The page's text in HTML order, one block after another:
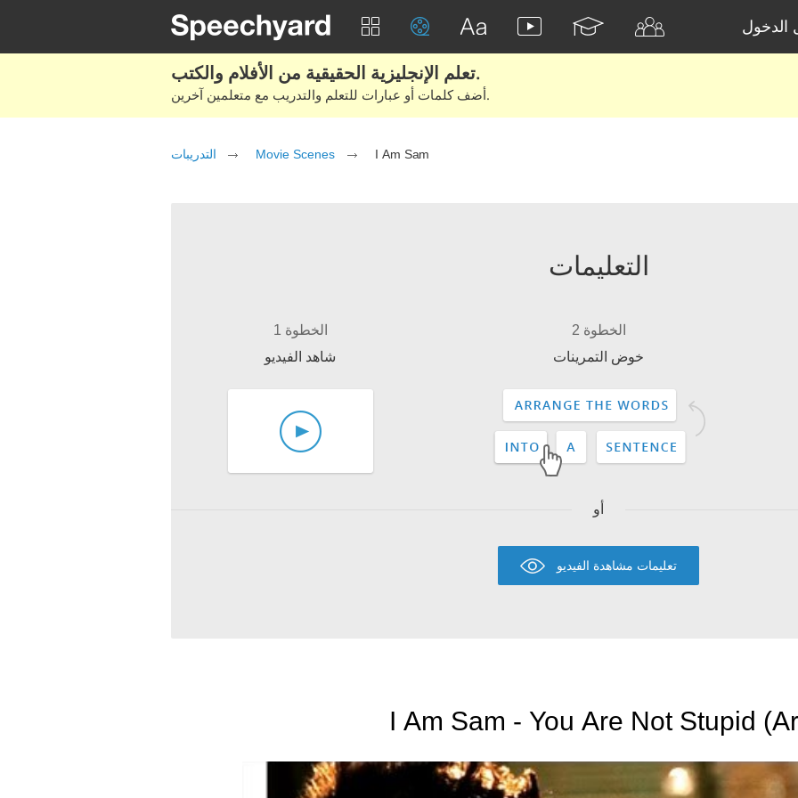
الدخول
تعلم الإنجليزية الحقيقية من الأفلام والكتب.
أضف كلمات أو عبارات للتعلم والتدريب مع متعلمين آخرين.
التدريبات Movie Scenes I Am Sam
التعليمات
الخطوة 1
شاهد الفيديو
الخطوة 2
خوض التمرينات
أو
تعليمات مشاهدة الفيديو
I Am Sam - You Are Not Stupid